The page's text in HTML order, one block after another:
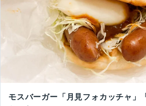
モスバーガー「月見フォカッチャ」